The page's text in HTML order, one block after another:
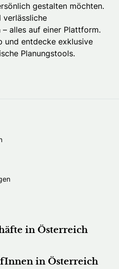
gestalten möchten.
verlässliche
alles auf einer Plattform.
und entdecke exklusive
Planungstools.
in Österreich
in Österreich